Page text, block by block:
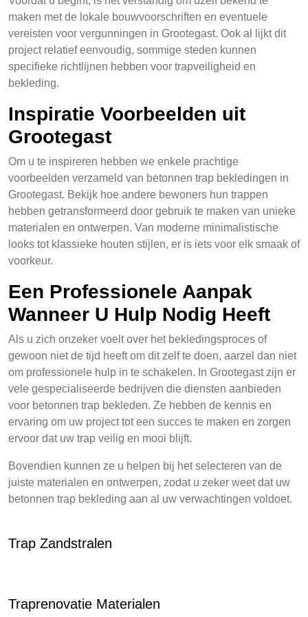
maken met de lokale bouwvoorschriften en eventuele
vereisten voor vergunningen in Grootegast. Ook al lijkt dit
project relatief eenvoudig, sommige steden kunnen
specifieke richtlijnen hebben voor trapveiligheid en
bekleding.
Inspiratie Voorbeelden uit
Grootegast
Om u te inspireren hebben we enkele prachtige
voorbeelden verzameld van betonnen trap bekledingen in
Grootegast. Bekijk hoe andere bewoners hun trappen
hebben getransformeerd door gebruik te maken van unieke
materialen en ontwerpen. Van moderne minimalistische
looks tot klassieke houten stijlen, er is iets voor elk smaak of
voorkeur.
Een Professionele Aanpak
Wanneer U Hulp Nodig Heeft
Als u zich onzeker voelt over het bekledingsproces of
gewoon niet de tijd heeft om dit zelf te doen, aarzel dan niet
om professionele hulp in te schakelen. In Grootegast zijn er
vele gespecialiseerde bedrijven die diensten aanbieden
voor betonnen trap bekleden. Ze hebben de kennis en
ervaring om uw project tot een succes te maken en zorgen
ervoor dat uw trap veilig en mooi blijft.
Bovendien kunnen ze u helpen bij het selecteren van de
juiste materialen en ontwerpen, zodat u zeker weet dat uw
betonnen trap bekleding aan al uw verwachtingen voldoet.
Trap Zandstralen
Traprenovatie Materialen